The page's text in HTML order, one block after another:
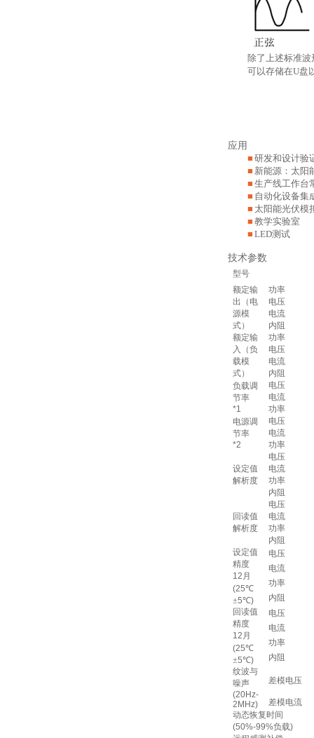
除了上述标准
可以存储在U盘
应用
■ 研发和设计验
■ 新能源：太阳
■ 生产线工作台
■ 自动化设备集
■ 太阳能光伏模
■ 教学实验室
■ LED测试
技术参数
型号
额定输
出（电
源模
式）
功率
电压
电流
内阻
额定输
入（负
载模
式）
功率
电压
电流
内阻
负载调
节率
*1
电压
电流
功率
电源调
节率
*2
电压
电流
功率
设定值
解析度
电压
电流
功率
内阻
回读值
解析度
电压
电流
功率
内阻
设定值
精度
12 月
(25℃
±5℃)
电压
电流
功率
内阻
回读值
精度
12 月
(25℃
±5℃)
电压
电流
功率
内阻
纹波与
噪声
(20Hz-
2MHz)
差模电压
差模电流
动态恢复时间
(50%-99%负载)